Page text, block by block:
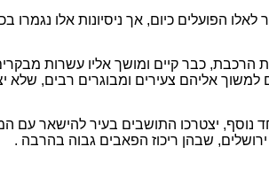
הפועלים כיום, אך ניסיונות אלו נגמרו
כבר קיים ומושך אליו עשרות
למשוך אליהם צעירים ומבוגרים רבים, שלא
נוסף, יצטרכו התושבים בעיר להישאר עם
שבהן ריכוז הפאבים גבוה בהרבה .